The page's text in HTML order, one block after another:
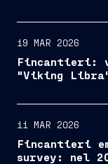
19 MAR 2026
Fincantieri:
"Viking
idrogeno
11 MAR 2026
Fincantieri
survey: nel